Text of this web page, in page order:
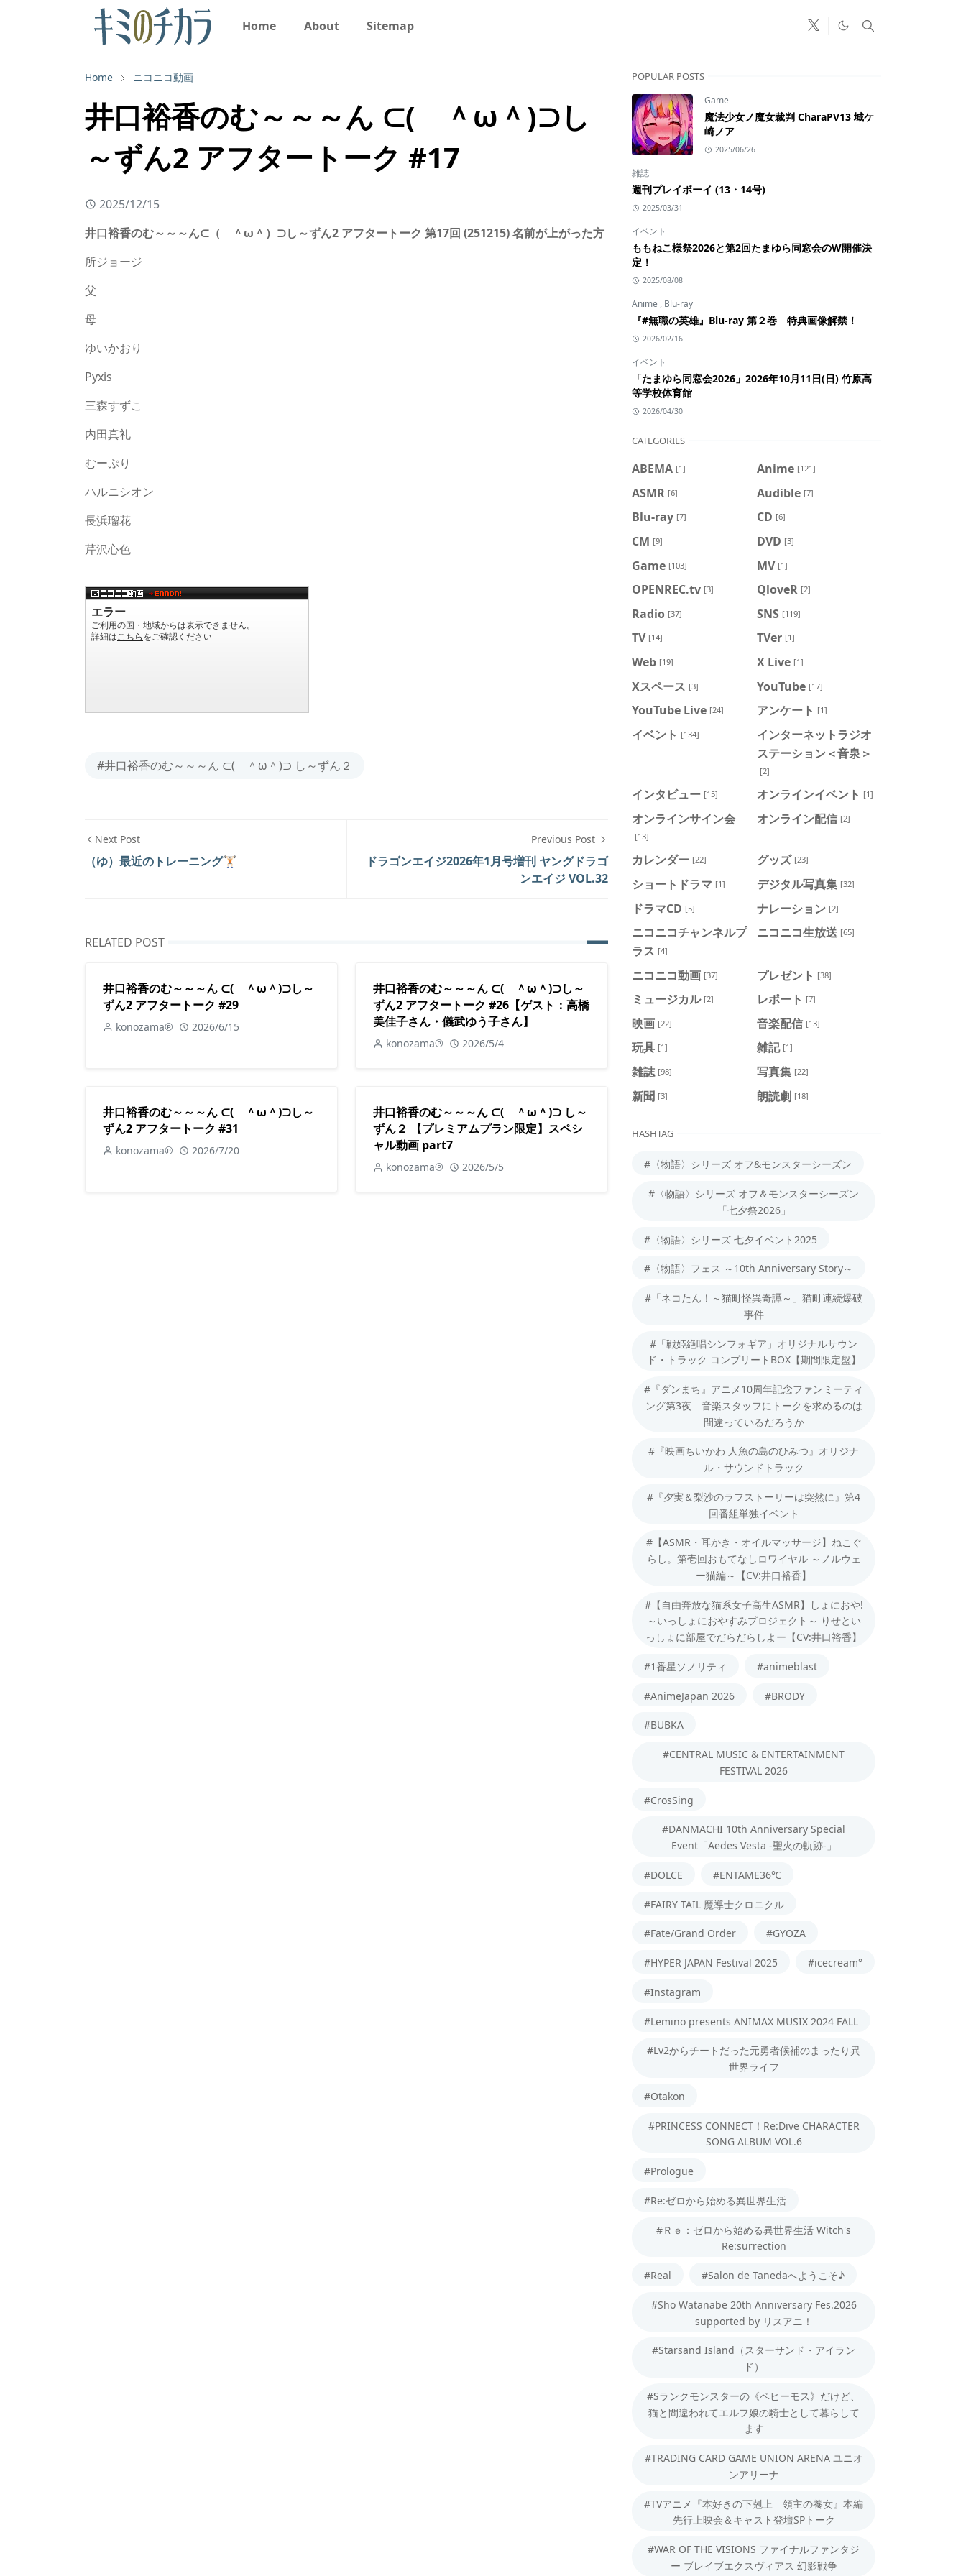
Home About Sitemap
Home ニコニコ動画
井口裕香のむ～～～ん ⊂( ＾ω＾)⊃し
～ずん2 アフタートーク #17
2025/12/15
井口裕香のむ～～～ん⊂（ ＾ω＾）⊃し～ずん2 アフタートーク 第17回 (251215) 名前が上がった方
所ジョージ
父
母
ゆいかおり
Pyxis
三森すずこ
内田真礼
むーぷり
ハルニシオン
長浜瑠花
芹沢心色
#井口裕香のむ～～～ん ⊂( ＾ω＾)⊃ し～ずん２
Next Post
（ゆ）最近のトレーニング🏋🏻
Previous Post
ドラゴンエイジ2026年1月号増刊 ヤングドラゴ
ンエイジ VOL.32
RELATED POST
井口裕香のむ～～～ん ⊂( ＾ω＾)⊃し～
ずん2 アフタートーク #29
konozama℗ 2026/6/15
井口裕香のむ～～～ん ⊂( ＾ω＾)⊃し～
ずん2 アフタートーク #26【ゲスト：高橋
美佳子さん・儀武ゆう子さん】
konozama℗ 2026/5/4
井口裕香のむ～～～ん ⊂( ＾ω＾)⊃し～
ずん2 アフタートーク #31
konozama℗ 2026/7/20
井口裕香のむ～～～ん ⊂( ＾ω＾)⊃ し～
ずん２ 【プレミアムプラン限定】スペシ
ャル動画 part7
konozama℗ 2026/5/5
POPULAR POSTS
Game
魔法少女ノ魔女裁判 CharaPV13 城ケ
崎ノア
2025/06/26
雑誌
週刊プレイボーイ (13・14号)
2025/03/31
イベント
ももねこ様祭2026と第2回たまゆら同窓会のW開催決
定！
2025/08/08
Anime , Blu-ray
『#無職の英雄』Blu-ray 第２巻 特典画像解禁！
2026/02/16
イベント
「たまゆら同窓会2026」2026年10月11日(日) 竹原高
等学校体育館
2026/04/30
CATEGORIES
ABEMA [1] Anime [121]
ASMR [6] Audible [7]
Blu-ray [7] CD [6]
CM [9] DVD [3]
Game [103] MV [1]
OPENREC.tv [3] QloveR [2]
Radio [37] SNS [119]
TV [14] TVer [1]
Web [19] X Live [1]
Xスペース [3] YouTube [17]
YouTube Live [24] アンケート [1]
イベント [134]
インターネットラジオ
ステーション＜音泉＞
[2]
インタビュー [15] オンラインイベント [1]
オンラインサイン会
[13]
オンライン配信 [2]
カレンダー [22] グッズ [23]
ショートドラマ [1] デジタル写真集 [32]
ドラマCD [5] ナレーション [2]
ニコニコチャンネルプ
ラス [4]
ニコニコ生放送 [65]
ニコニコ動画 [37] プレゼント [38]
ミュージカル [2] レポート [7]
映画 [22] 音楽配信 [13]
玩具 [1] 雑記 [1]
雑誌 [98] 写真集 [22]
新聞 [3] 朗読劇 [18]
HASHTAG
#〈物語〉シリーズ オフ&モンスターシーズン
#〈物語〉シリーズ オフ＆モンスターシーズン
「七夕祭2026」
#〈物語〉シリーズ 七夕イベント2025
#〈物語〉フェス ～10th Anniversary Story～
#「ネコたん！～猫町怪異奇譚～」猫町連続爆破
事件
#「戦姫絶唱シンフォギア」オリジナルサウン
ド・トラック コンプリートBOX【期間限定盤】
#『ダンまち』アニメ10周年記念ファンミーティ
ング第3夜 音楽スタッフにトークを求めるのは
間違っているだろうか
#『映画ちいかわ 人魚の島のひみつ』オリジナ
ル・サウンドトラック
#『夕実＆梨沙のラフストーリーは突然に』第4
回番組単独イベント
#【ASMR・耳かき・オイルマッサージ】ねこぐ
らし。第壱回おもてなしロワイヤル ～ノルウェ
ー猫編～【CV:井口裕香】
#【自由奔放な猫系女子高生ASMR】しょにおや!
～いっしょにおやすみプロジェクト～ りせとい
っしょに部屋でだらだらしよー【CV:井口裕香】
#1番星ソノリティ #animeblast
#AnimeJapan 2026 #BRODY
#BUBKA
#CENTRAL MUSIC & ENTERTAINMENT
FESTIVAL 2026
#CrosSing
#DANMACHI 10th Anniversary Special
Event「Aedes Vesta -聖火の軌跡-」
#DOLCE #ENTAME36℃
#FAIRY TAIL 魔導士クロニクル
#Fate/Grand Order #GYOZA
#HYPER JAPAN Festival 2025 #icecream°
#Instagram
#Lemino presents ANIMAX MUSIX 2024 FALL
#Lv2からチートだった元勇者候補のまったり異
世界ライフ
#Otakon
#PRINCESS CONNECT！Re:Dive CHARACTER
SONG ALBUM VOL.6
#Prologue
#Re:ゼロから始める異世界生活
#Ｒｅ：ゼロから始める異世界生活 Witch's
Re:surrection
#Real #Salon de Tanedaへようこそ♪
#Sho Watanabe 20th Anniversary Fes.2026
supported by リスアニ！
#Starsand Island（スターサンド・アイラン
ド）
#Sランクモンスターの《ベヒーモス》だけど、
猫と間違われてエルフ娘の騎士として暮らして
ます
#TRADING CARD GAME UNION ARENA ユニオ
ンアリーナ
#TVアニメ『本好きの下剋上 領主の養女』本編
先行上映会＆キャスト登壇SPトーク
#WAR OF THE VISIONS ファイナルファンタジ
ー ブレイブエクスヴィアス 幻影戦争